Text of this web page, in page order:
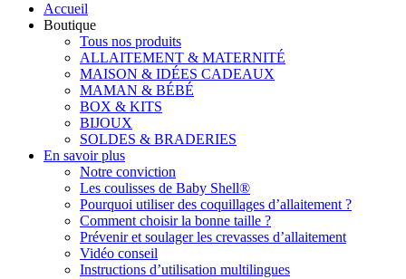
Accueil
Boutique
Tous nos produits
ALLAITEMENT & MATERNITÉ
MAISON & IDÉES CADEAUX
MAMAN & BÉBÉ
BOX & KITS
BIJOUX
SOLDES & BRADERIES
En savoir plus
Notre conviction
Les coulisses de Baby Shell®
Pourquoi utiliser des coquillages d’allaitement ?
Comment choisir la bonne taille ?
Prévenir et soulager les crevasses d’allaitement
Vidéo conseil
Instructions d’utilisation multilingues